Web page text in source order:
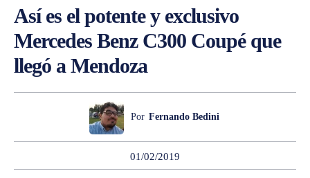
Así es el potente y exclusivo
Mercedes Benz C300 Coupé que
llegó a Mendoza
Por Fernando Bedini
01/02/2019